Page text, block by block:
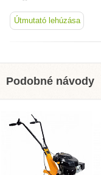
Útmutató lehúzása
Podobné návody